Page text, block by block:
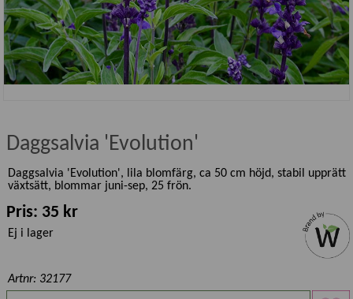
Daggsalvia 'Evolution'
Daggsalvia 'Evolution', lila blomfärg, ca 50 cm höjd, stabil upprätt
växtsätt, blommar juni-sep, 25 frön.
Pris: 35 kr
Ej i lager
Artnr: 32177